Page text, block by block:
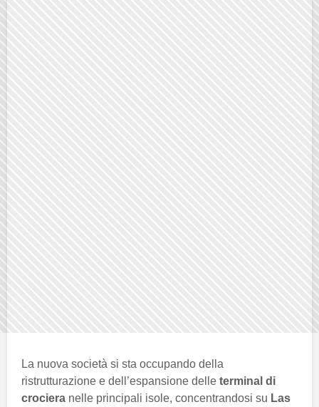
La nuova società si sta occupando della
ristrutturazione e dell’espansione delle terminal di
crociera nelle principali isole, concentrandosi su Las